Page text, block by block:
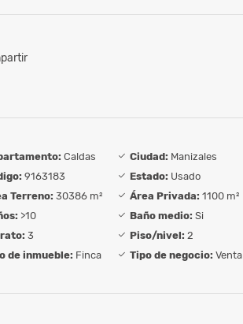
Caldas Ciudad: Manizales
9163183 Estado: Usado
Terreno: 30386 m² Área Privada: 1100 m²
>10 Baño medio: Si
3 Piso/nivel: 2
de inmueble: Finca Tipo de negocio: Venta